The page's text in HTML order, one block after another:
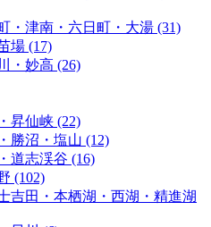
・津南・六日町・大湯 (31)
場 (17)
・妙高 (26)
昇仙峡 (22)
勝沼・塩山 (12)
道志渓谷 (16)
(102)
吉田・本栖湖・西湖・精進湖